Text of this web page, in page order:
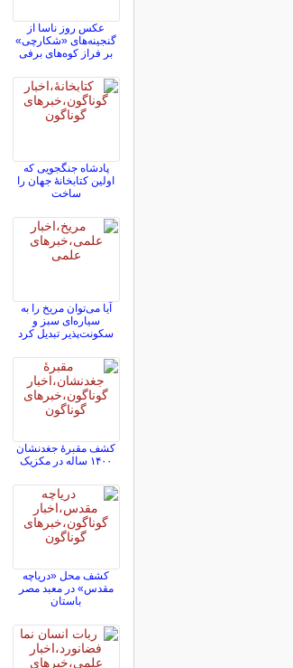
عکس روز ناسا از
گنجینه‌های «شکارچی»
بر فراز کوه‌های برفی
پادشاه جنگجویی که
اولین کتابخانۀ جهان را
ساخت
آیا می‌توان مریخ را به
سیاره‌ای سبز و
سکونت‌پذیر تبدیل کرد
کشف مقبرۀ جغدنشان
۱۴۰۰ ساله در مکزیک
کشف محل «دریاچه
مقدس» در معبد مصر
باستان